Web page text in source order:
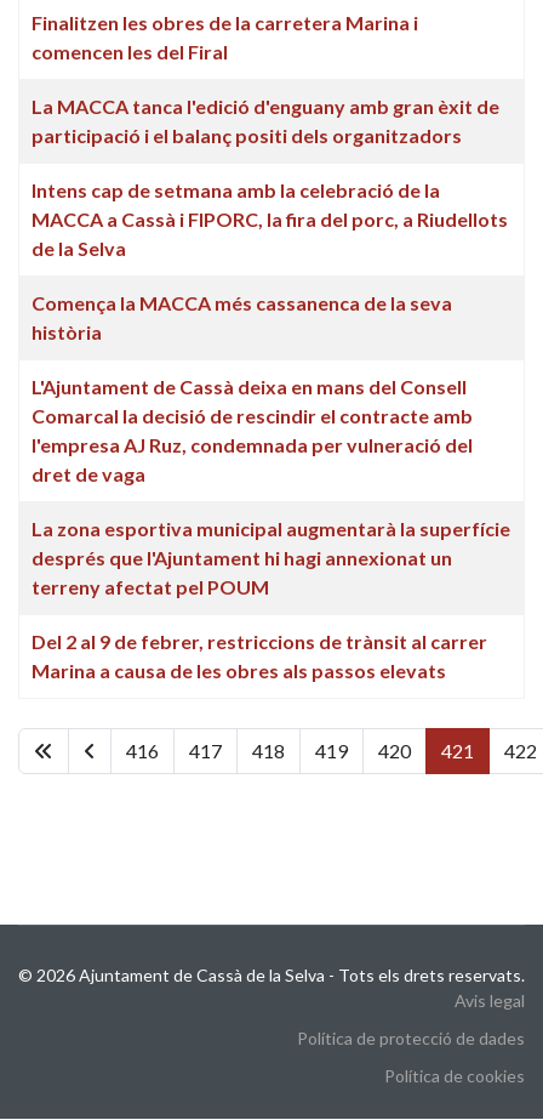
Finalitzen les obres de la carretera Marina i
comencen les del Firal
La MACCA tanca l'edició d'enguany amb gran èxit de
participació i el balanç positi dels organitzadors
Intens cap de setmana amb la celebració de la
MACCA a Cassà i FIPORC, la fira del porc, a Riudellots
de la Selva
Comença la MACCA més cassanenca de la seva
història
L'Ajuntament de Cassà deixa en mans del Consell
Comarcal la decisió de rescindir el contracte amb
l'empresa AJ Ruz, condemnada per vulneració del
dret de vaga
La zona esportiva municipal augmentarà la superfície
després que l'Ajuntament hi hagi annexionat un
terreny afectat pel POUM
Del 2 al 9 de febrer, restriccions de trànsit al carrer
Marina a causa de les obres als passos elevats
Pàgina 421 de 449
416 417 418 419 420 421 422
© 2026 Ajuntament de Cassà de la Selva - Tots els drets reservats.
Avis legal
Política de protecció de dades
Política de cookies